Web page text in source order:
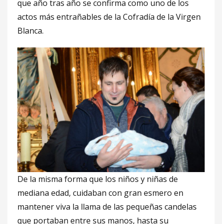
que año tras año se confirma como uno de los
actos más entrañables de la Cofradía de la Virgen
Blanca.
De la misma forma que los niños y niñas de
mediana edad, cuidaban con gran esmero en
mantener viva la llama de las pequeñas candelas
que portaban entre sus manos, hasta su